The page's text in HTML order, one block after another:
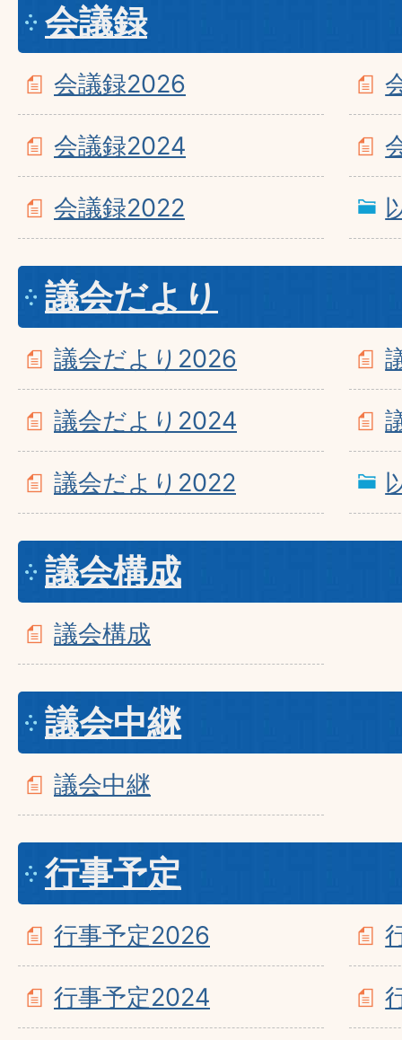
会議録
会議録2026
会議録2024
会議録2022
議会だより
議会だより2026
議会だより2024
議会だより2022
議会構成
議会構成
議会中継
議会中継
行事予定
行事予定2026
行事予定2024